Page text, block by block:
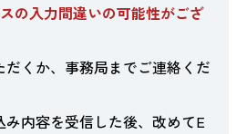
の入力間違いの可能性がござ
くか、事務局までご連絡くだ
内容を受信した後、改めてE